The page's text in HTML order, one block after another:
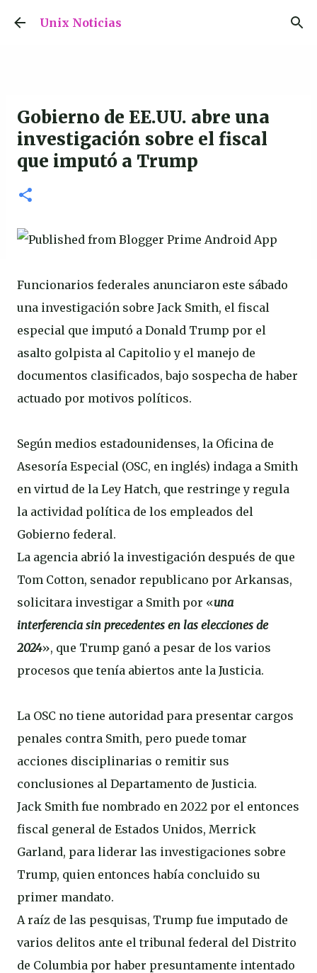
Ir al contenido principal
Unix Noticias
Gobierno de EE.UU. abre una
investigación sobre el fiscal
que imputó a Trump
Funcionarios federales anunciaron este sábado
una investigación sobre Jack Smith, el fiscal
especial que imputó a Donald Trump por el
asalto golpista al Capitolio y el manejo de
documentos clasificados, bajo sospecha de haber
actuado por motivos políticos.
Según medios estadounidenses, la Oficina de
Asesoría Especial (OSC, en inglés) indaga a Smith
en virtud de la Ley Hatch, que restringe y regula
la actividad política de los empleados del
Gobierno federal.
La agencia abrió la investigación después de que
Tom Cotton, senador republicano por Arkansas,
solicitara investigar a Smith por «una
interferencia sin precedentes en las elecciones de
2024», que Trump ganó a pesar de los varios
procesos que tenía abiertos ante la Justicia.
La OSC no tiene autoridad para presentar cargos
penales contra Smith, pero puede tomar
acciones disciplinarias o remitir sus
conclusiones al Departamento de Justicia.
Jack Smith fue nombrado en 2022 por el entonces
fiscal general de Estados Unidos, Merrick
Garland, para liderar las investigaciones sobre
Trump, quien entonces había concluido su
primer mandato.
A raíz de las pesquisas, Trump fue imputado de
varios delitos ante el tribunal federal del Distrito
de Columbia por haber presuntamente intentado